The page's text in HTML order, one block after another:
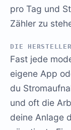
pro Tag und
Zähler zu
DIE
Fast jede
eigene App
du
und oft die
deine Anlage